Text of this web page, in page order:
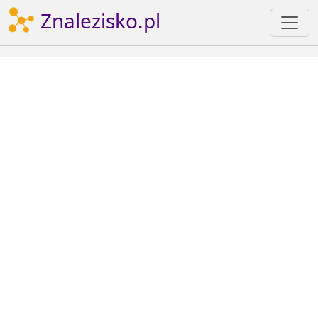
Znalezisko.pl